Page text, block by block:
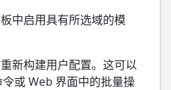
中启用具有所选域的模
新构建用户配置。这可以
或 Web 界面中的批量操